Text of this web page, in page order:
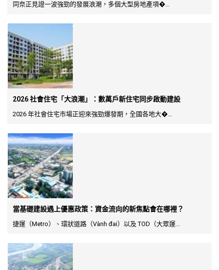
同奈正見證一波強勁的發展浪潮，多個大型房地產項�...
2026 社會住宅「大浪潮」：數萬戶新住宅同步啟動建設
2026 年社會住宅市場正迎來強勁爆發期，全國各地大�...
當基礎建設遇上優惠政策：資金流向的新焦點會在哪裡？
捷運（Metro）、環狀道路（Vành đai）以及 TOD（大眾運...